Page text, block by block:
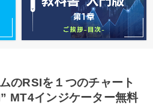
のRSIを１つのチャート
MT4インジケーター無料